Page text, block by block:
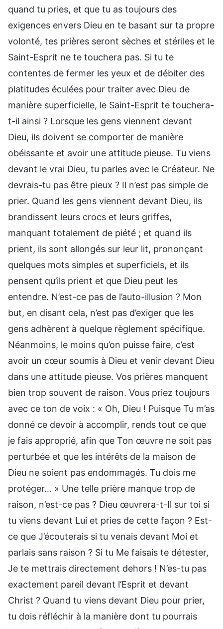
quand tu pries, et que tu as toujours des
exigences envers Dieu en te basant sur ta propre
volonté, tes prières seront sèches et stériles et le
Saint-Esprit ne te touchera pas. Si tu te
contentes de fermer les yeux et de débiter des
platitudes éculées pour traiter avec Dieu de
manière superficielle, le Saint-Esprit te touchera-
t-il ainsi ? Lorsque les gens viennent devant
Dieu, ils doivent se comporter de manière
obéissante et avoir une attitude pieuse. Tu viens
devant le vrai Dieu, tu parles avec le Créateur. Ne
devrais-tu pas être pieux ? Il n’est pas simple de
prier. Quand les gens viennent devant Dieu, ils
brandissent leurs crocs et leurs griffes,
manquant totalement de piété ; et quand ils
prient, ils sont allongés sur leur lit, prononçant
quelques mots simples et superficiels, et ils
pensent qu’ils prient et que Dieu peut les
entendre. N’est-ce pas de l’auto-illusion ? Mon
but, en disant cela, n’est pas d’exiger que les
gens adhèrent à quelque règlement spécifique.
Néanmoins, le moins qu’on puisse faire, c’est
avoir un cœur soumis à Dieu et venir devant Dieu
dans une attitude pieuse. Vos prières manquent
bien trop souvent de raison. Vous priez toujours
avec ce ton de voix : « Oh, Dieu ! Puisque Tu m’as
donné ce devoir à accomplir, rends tout ce que
je fais approprié, afin que Ton œuvre ne soit pas
perturbée et que les intérêts de la maison de
Dieu ne soient pas endommagés. Tu dois me
protéger… » Une telle prière manque trop de
raison, n’est-ce pas ? Dieu œuvrera-t-Il sur toi si
tu viens devant Lui et pries de cette façon ? Est-
ce que J’écouterais si tu venais devant Moi et
parlais sans raison ? Si tu Me faisais te détester,
Je te mettrais directement dehors ! N’es-tu pas
exactement pareil devant l’Esprit et devant
Christ ? Quand tu viens devant Dieu pour prier,
tu dois réfléchir à la manière dont tu pourrais